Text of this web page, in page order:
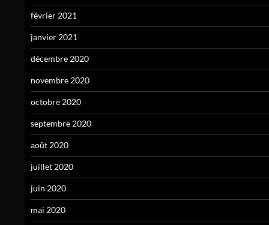
février 2021
janvier 2021
décembre 2020
novembre 2020
octobre 2020
septembre 2020
août 2020
juillet 2020
juin 2020
mai 2020